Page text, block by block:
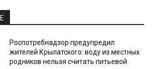
Роспотребнадзор предупредил
жителей Крылатского: воду из местных
родников нельзя считать питьевой